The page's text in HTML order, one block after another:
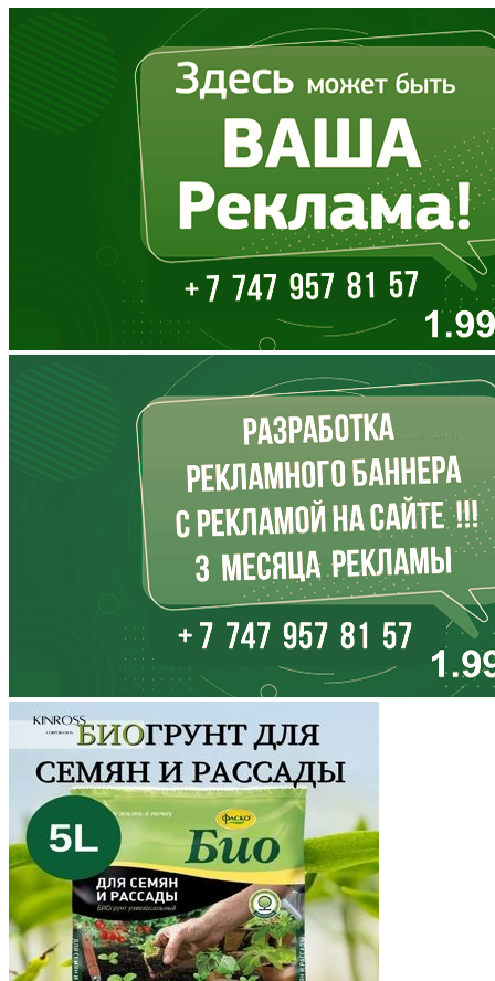
Волгоградская область
Вологодская область
Дагестан
Еврейская АО
Забайкальский край
Запорожская область
Ивановская область
Иркутская область
Кабардино-Балкария
Калининградская область
Калмыкия
Калужская область
Камчатский край
Карачаево-Черкесия
Карелия
Кемеровская область
Кировская область
Коми
Корякский округ
Костромская область